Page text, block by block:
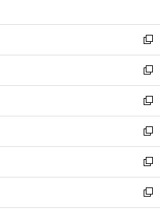
開
く
ウ
で
開
く
ン
ド
ウ
で
開
く
ウ
ィ
ン
ド
ウ
で
開
く
新
し
い
ウ
ィ
ン
ド
ウ
で
開
く
新
し
い
ウ
ィ
ン
ド
ウ
で
開
新
し
い
ウ
ィ
ン
ド
ウ
新
し
い
ウ
ィ
ン
新
し
い
ウ
新
し